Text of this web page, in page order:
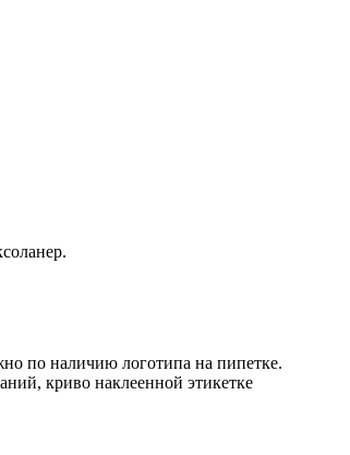
по наличию логотипа на пипетке.
криво наклеенной этикетке